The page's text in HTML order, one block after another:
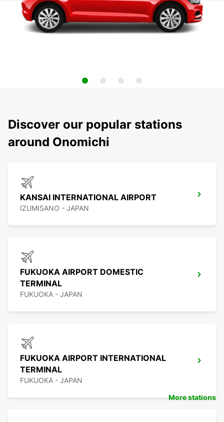
Discover our popular stations
around Onomichi
KANSAI INTERNATIONAL AIRPORT
IZUMISANO - JAPAN
FUKUOKA AIRPORT DOMESTIC
TERMINAL
FUKUOKA - JAPAN
FUKUOKA AIRPORT INTERNATIONAL
TERMINAL
FUKUOKA - JAPAN
More stations